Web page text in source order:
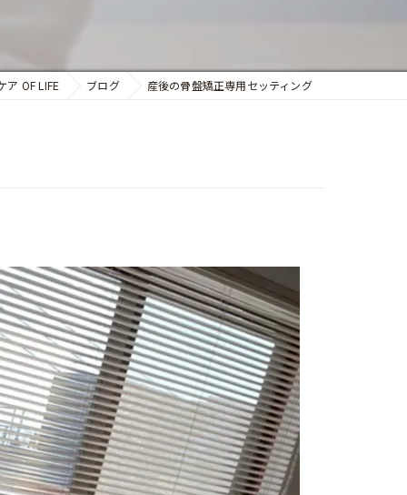
ア OF LIFE ブログ 産後の骨盤矯正専用セッティング